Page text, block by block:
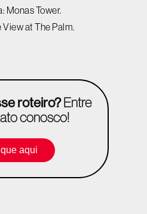
Monas Tower.
View at The Palm.
roteiro?Entre
conosco!
aqui